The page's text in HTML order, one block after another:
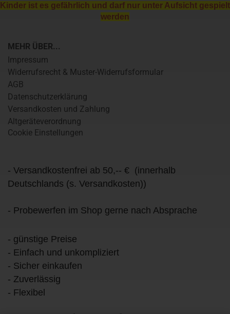
Kinder ist es gefährlich und darf nur unter Aufsicht gespielt
werden
MEHR ÜBER...
Impressum
Widerrufsrecht & Muster-Widerrufsformular
AGB
Datenschutzerklärung
Versandkosten und Zahlung
Altgeräteverordnung
Cookie Einstellungen
- Versandkostenfrei ab 50,-- € (innerhalb
Deutschlands (s. Versandkosten))
- Probewerfen im Shop gerne nach Absprache
- günstige Preise
- Einfach und unkompliziert
- Sicher einkaufen
- Zuverlässig
- Flexibel